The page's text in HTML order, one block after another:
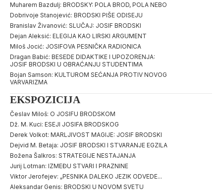
Muharem Bazdulj: BRODSKY: POLA BROD, POLA NEBO
Dobrivoje Stanojević: BRODSKI PIŠE ODISEJU
Branislav Živanović: SLUČAJ: JOSIF BRODSKI
Dejan Aleksić: ELEGIJA KAO LIRSKI ARGUMENT
Miloš Jocić: JOSIFOVA PESNIČKA RADIONICA
Dragan Babić: BESEDE DIDAKTIKE I UPOZORENJA:
JOSIF BRODSKI U OBRAĆANJU STUDENTIMA
Bojan Samson: KULTUROM SEĆANJA PROTIV NOVOG
VARVARIZMA
EKSPOZICIJA
Česlav Miloš: O JOSIFU BRODSKOM
Dž. M. Kuci: ESEJI JOSIFA BRODSKOG
Derek Volkot: MARLJIVOST MAGIJE: JOSIF BRODSKI
Dejvid M. Betaja: JOSIF BRODSKI I STVARANJE EGZILA
Božena Šalkros: STRATEGIJE NESTAJANJA
Jurij Lotman: IZMEĐU STVARI I PRAZNINE
Viktor Jerofejev: „PESNIKA DALEKO JEZIK ODVEDE...
Aleksandar Genis: BRODSKI U NOVOM SVETU